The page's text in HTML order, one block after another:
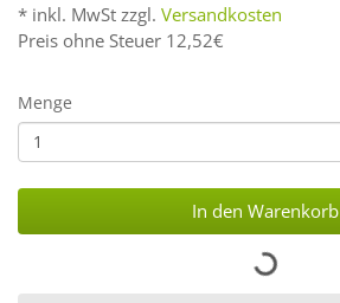
* inkl. MwSt zzgl. Versandkosten
Preis ohne Steuer 12,52€
Menge
In den Warenkorb